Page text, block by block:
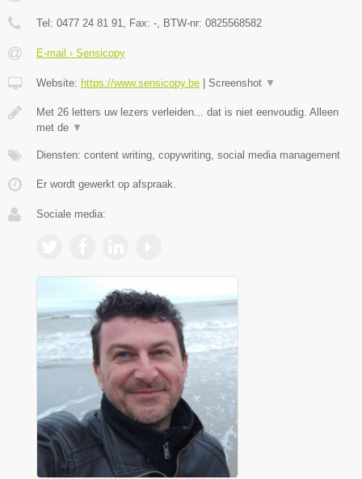
Tel: 0477 24 81 91 , Fax: - , BTW-nr: 0825568582
E-mail › Sensicopy
Website: https://www.sensicopy.be | Screenshot ▼
Met 26 letters uw lezers verleiden... dat is niet eenvoudig. Alleen
met de ▼
Diensten: content writing, copywriting, social media management
Er wordt gewerkt op afspraak.
Sociale media: